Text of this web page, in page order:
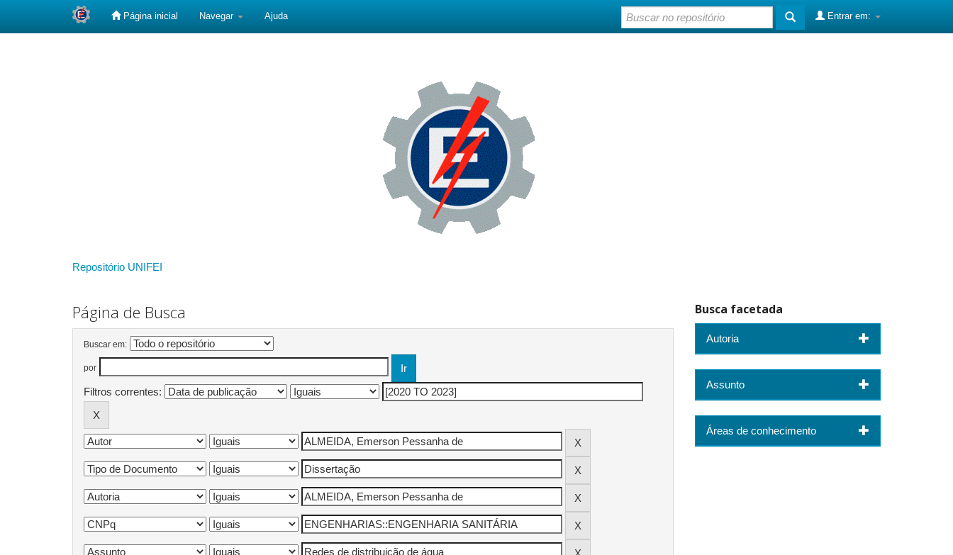
Página inicial Navegar Ajuda Entrar em:
Repositório UNIFEI
Página de Busca
Buscar em:
por
Filtros correntes:
Busca facetada
Autoria
Assunto
Áreas de conhecimento